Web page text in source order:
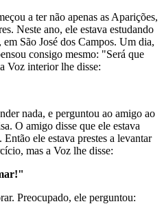
a ter não apenas as Aparições,
Neste ano, ele estava estudando
São José dos Campos. Um dia,
consigo mesmo: "Será que
Voz interior lhe disse:
nada, e perguntou ao amigo ao
O amigo disse que ele estava
ele estava prestes a levantar
mas a Voz lhe disse:
Preocupado, ele perguntou: